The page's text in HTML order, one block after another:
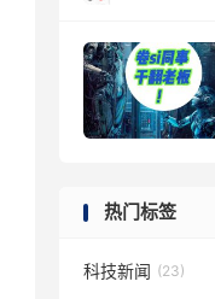
热门标签
科技新闻 (23)